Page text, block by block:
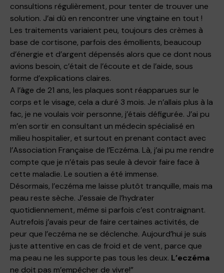
consultions régulièrement, pour tenter de trouver une
solution. J’ai dû en rencontrer une vingtaine en tout !
Les traitements variaient peu, toujours des crèmes à
base de cortisone, parfois des émollients, beaucoup
d’énergie et d’argent dépensés alors que ce dont nous
avions besoin, c’était de l’écoute et de l’aide, sous
forme d’explications claires.
A l’âge de 21 ans, les plaques sont réapparues sur le
corps et le visage, cela a duré 3 mois. Je n’allais plus à la
fac, je ne voulais voir personne, j’étais défigurée. J’ai pu
m’en sortir en consultant un médecin spécialisé en
milieu hospitalier, et surtout en prenant contact avec
l’Association Française de l’Eczéma. Là, j’ai pu me rendre
compte que je n’étais pas seule à devoir faire face à
cette maladie. Le soutien a été immense.
Désormais, l’eczéma me laisse plutôt tranquille, mais ma
peau reste sèche. J’essaie de l’hydrater
quotidiennement, même si parfois c’est contraignant.
Autrefois j’avais peur de faire certaines activités, de
peur que l’eczéma ne se déclenche. Aujourd’hui je suis
juste attentive en cas de froid et de vent, parce que
ma peau ne les supporte pas tous les deux. L’eczéma
ne doit pas m’empêcher de vivre!”